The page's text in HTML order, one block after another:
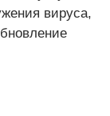
вируса,